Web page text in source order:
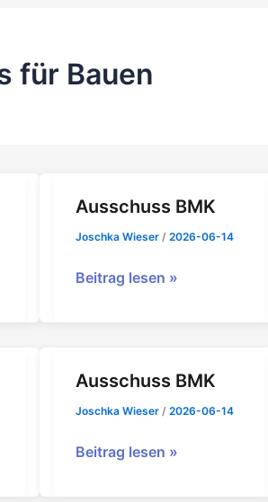
für Bauen
Ausschuss BMK
Joschka Wieser /2026-06-14
Ausschuss
Beitrag lesen »
Ausschuss BMK
Joschka Wieser /2026-06-14
Ausschuss
Beitrag lesen »